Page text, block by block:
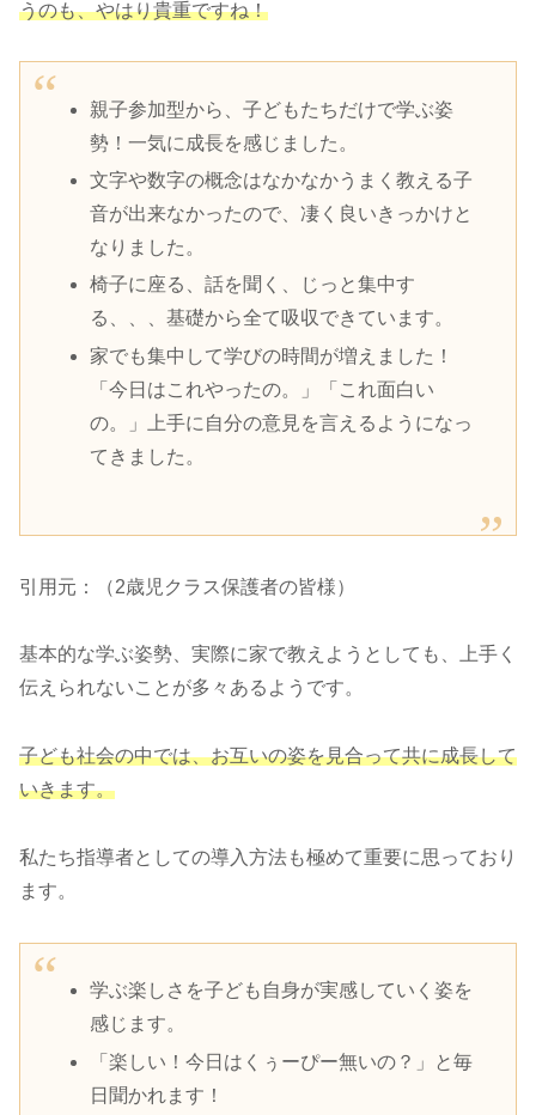
うのも、やはり貴重ですね！
親子参加型から、子どもたちだけで学ぶ姿
勢！一気に成長を感じました。
文字や数字の概念はなかなかうまく教える子
音が出来なかったので、凄く良いきっかけと
なりました。
椅子に座る、話を聞く、じっと集中す
る、、、基礎から全て吸収できています。
家でも集中して学びの時間が増えました！
「今日はこれやったの。」「これ面白い
の。」上手に自分の意見を言えるようになっ
てきました。
引用元：（2歳児クラス保護者の皆様）
基本的な学ぶ姿勢、実際に家で教えようとしても、上手く
伝えられないことが多々あるようです。
子ども社会の中では、お互いの姿を見合って共に成長して
いきます。
私たち指導者としての導入方法も極めて重要に思っており
ます。
学ぶ楽しさを子ども自身が実感していく姿を
感じます。
「楽しい！今日はくぅーぴー無いの？」と毎
日聞かれます！